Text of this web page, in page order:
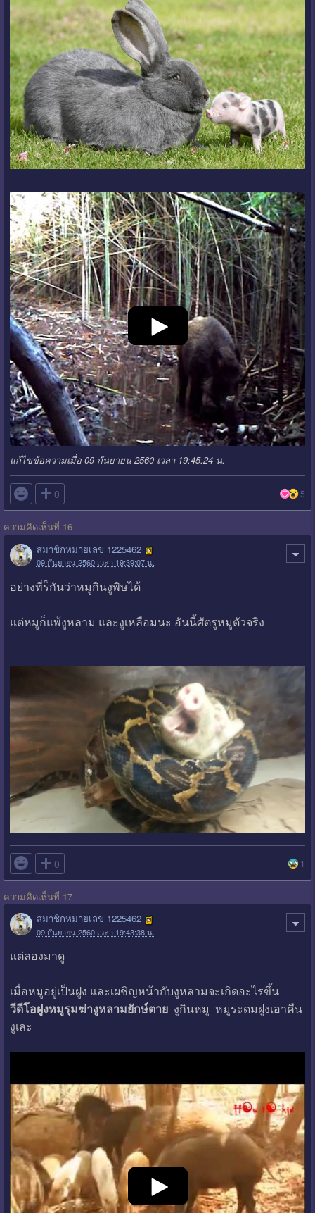
แก้ไขข้อความเมื่อ 09 กันยายน 2560 เวลา 19:45:24 น.
 0 5
ความคิดเห็นที่ 16
สมาชิกหมายเลข 1225462
09 กันยายน 2560 เวลา 19:39:07 น.
อย่างที่ร็กันว่าหมูกินงูพิษได้
แต่หมูก็แพ้งูหลาม และงูเหลือมนะ อันนี้ศัตรูหมูตัวจริง
 0 1
ความคิดเห็นที่ 17
สมาชิกหมายเลข 1225462
09 กันยายน 2560 เวลา 19:43:38 น.
แต่ลองมาดู
เมื่อหมูอยู่เป็นฝูง และเผชิญหน้ากับงูหลามจะเกิดอะไรขึ้น
วีดีโอฝูงหมูรุมฆ่างูหลามยักษ์ตายงูกินหมู หมูระดมฝูงเอาคืน
งูเละ